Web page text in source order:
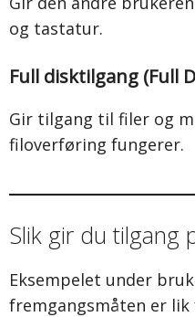
og tastatur.
Full disktilgang (Full
Gir tilgang til filer og
filoverføring fungerer.
Slik gir du tilgang
Eksempelet under
fremgangsmåten er